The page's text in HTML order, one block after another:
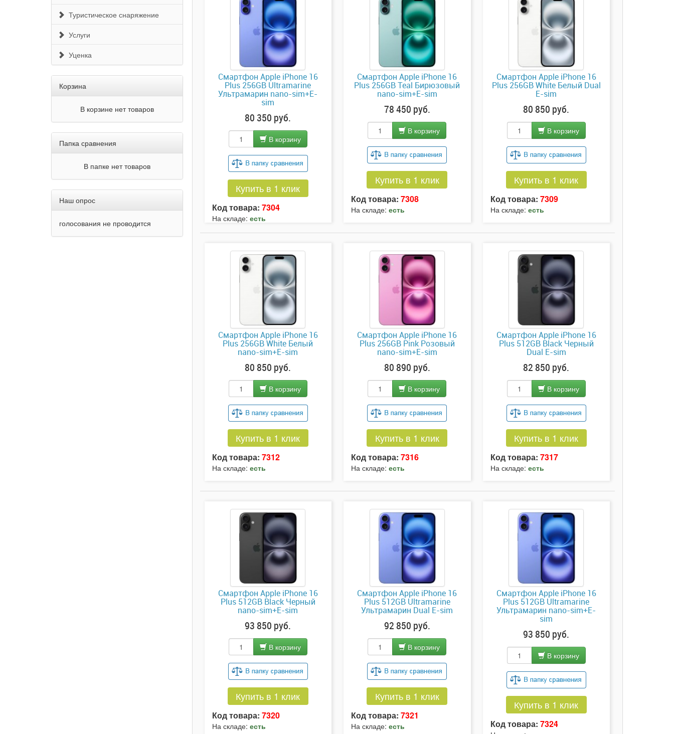
Туристическое снаряжение
Услуги
Уценка
Корзина
В корзине нет товаров
Папка сравнения
В папке нет товаров
Наш опрос
голосования не проводится
Смартфон Apple iPhone 16
Plus 256GB Ultramarine
Ультрамарин nano-sim+E-
sim
80 350 руб.
В корзину
Купить в 1 клик
Код товара: 7304
На складе: есть
Смартфон Apple iPhone 16
Plus 256GB Teal Бирюзовый
nano-sim+E-sim
78 450 руб.
В корзину
Купить в 1 клик
Код товара:7308
На складе:есть
Смартфон Apple iPhone 16
Plus 256GB White Белый Dual
E-sim
80 850 руб.
В корзину
Купить в 1 клик
Код товара: 7309
На складе: есть
Смартфон Apple iPhone 16
Plus 256GB White Белый
nano-sim+E-sim
80 850 руб.
В корзину
Купить в 1 клик
Код товара: 7312
На складе: есть
Смартфон Apple iPhone 16
Plus 256GB Pink Розовый
nano-sim+E-sim
80 890 руб.
В корзину
Купить в 1 клик
Код товара:7316
На складе:есть
Смартфон Apple iPhone 16
Plus 512GB Black Черный
Dual E-sim
82 850 руб.
В корзину
Купить в 1 клик
Код товара: 7317
На складе: есть
Смартфон Apple iPhone 16
Plus 512GB Black Черный
nano-sim+E-sim
93 850 руб.
В корзину
Купить в 1 клик
Код товара: 7320
На складе: есть
Смартфон Apple iPhone 16
Plus 512GB Ultramarine
Ультрамарин Dual E-sim
92 850 руб.
В корзину
Купить в 1 клик
Код товара:7321
На складе:есть
Смартфон Apple iPhone 16
Plus 512GB Ultramarine
Ультрамарин nano-sim+E-
sim
93 850 руб.
В корзину
Купить в 1 клик
Код товара: 7324